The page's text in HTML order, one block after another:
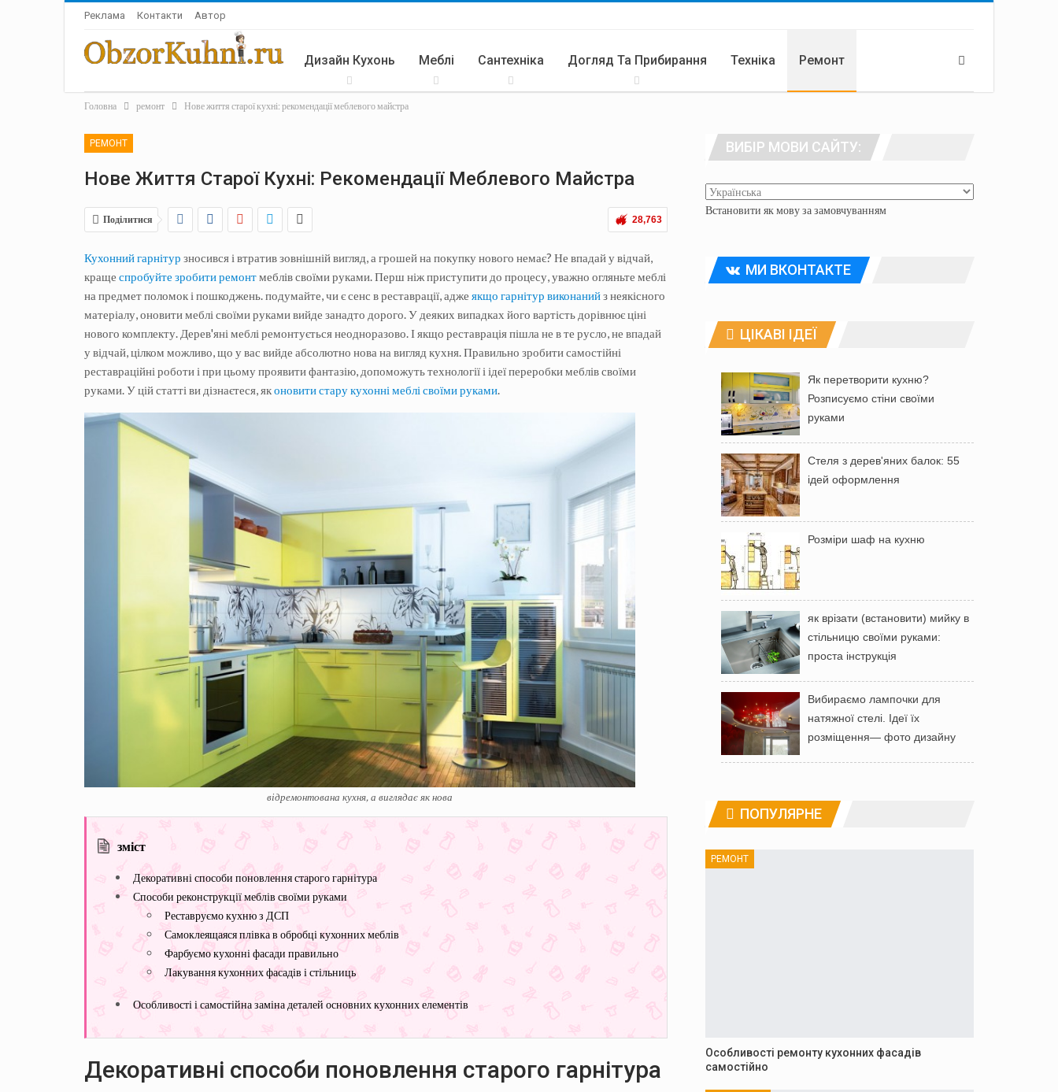
Реклама Контакти Автор
Дизайн Кухонь Меблі Сантехніка Догляд Та Прибирання Техніка Ремонт
Головна ремонт Нове життя старої кухні: рекомендації меблевого майстра
РЕМОНТ
Нове Життя Старої Кухні: Рекомендації Меблевого Майстра
28,763
Поділитися
Кухонний гарнітур зносився і втратив зовнішній вигляд, а грошей на покупку нового немає? Не впадай у відчай,
краще спробуйте зробити ремонтмеблів своїми руками. Перш ніж приступити до процесу, уважно огляньте меблі
на предмет поломок і пошкоджень. подумайте, чи є сенс в реставрації, адже якщо гарнітур виконанийз неякісного
матеріалу, оновити меблі своїми руками вийде занадто дорого. У деяких випадках його вартість дорівнює ціні
нового комплекту. Дерев'яні меблі ремонтується неодноразово. І якщо реставрація пішла не в те русло, не впадай
у відчай, цілком можливо, що у вас вийде абсолютно нова на вигляд кухня. Правильно зробити самостійні
реставраційні роботи і при цьому проявити фантазію, допоможуть технології і ідеї переробки меблів своїми
руками. У цій статті ви дізнаєтеся, яконовити стару кухонні меблі своїми руками.
відремонтована кухня, а виглядає як нова
зміст
Декоративні способи поновлення старого гарнітура
Способи реконструкції меблів своїми руками
Реставруємо кухню з ДСП
Самоклеящаяся плівка в обробці кухонних меблів
Фарбуємо кухонні фасади правильно
Лакування кухонних фасадів і стільниць
Особливості і самостійна заміна деталей основних кухонних елементів
Декоративні способи поновлення старого гарнітура
ВИБІР МОВИ САЙТУ:
Встановити як мову за замовчуванням
МИ ВКОНТАКТЕ
ЦІКАВІ ІДЕЇ
Як перетворити кухню?
Розписуємо стіни своїми
руками
Стеля з дерев'яних балок: 55
ідей оформлення
Розміри шаф на кухню
як врізати (встановити) мийку в
стільницю своїми руками:
проста інструкція
Вибираємо лампочки для
натяжної стелі. Ідеї ​​їх
розміщення— фото дизайну
ПОПУЛЯРНЕ
РЕМОНТ
Особливості ремонту кухонних фасадів
самостійно